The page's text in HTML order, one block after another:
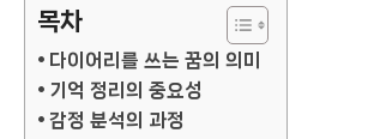
목차
다이어리를 쓰는 꿈의 의미
기억 정리의 중요성
감정 분석의 과정